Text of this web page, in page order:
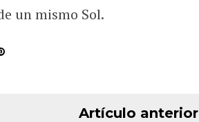
un mismo Sol.
Artículo anterior